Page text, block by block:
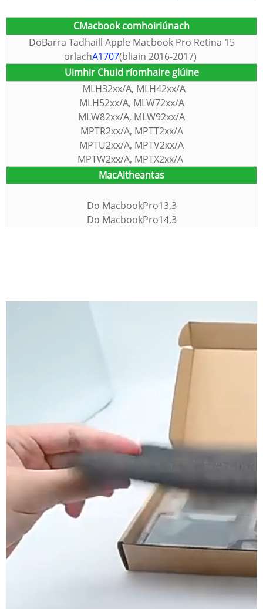
CMacbook comhoiriúnach
DoBarra Tadhaill Apple Macbook Pro Retina 15
orlachA1707(bliain 2016-2017)
Uimhir Chuid ríomhaire glúine
MLH32xx/A, MLH42xx/A
MLH52xx/A, MLW72xx/A
MLW82xx/A, MLW92xx/A
MPTR2xx/A, MPTT2xx/A
MPTU2xx/A, MPTV2xx/A
MPTW2xx/A, MPTX2xx/A
MacAitheantas
Do MacbookPro13,3
Do MacbookPro14,3